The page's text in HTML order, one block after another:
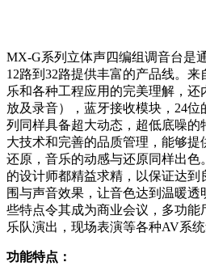
MX-G系列立体声四编组调音台是
12路到32路提供丰富的产品线。
乐和各种工程应用的完美理解，还
放及录音），蓝牙接收模块，24
列同样具备超大动态，超低底噪
大技术和完善的品质管理，能够
还原，音乐的动感与还原同样出色
的设计师都精益求精，以保证达
围与声音效果，让音色达到温暖
些特点令其成为商业会议，多功能
乐队演出，现场表演等各种AV系统
功能特点：